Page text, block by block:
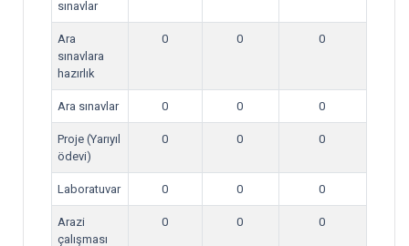
sınavlar
Ara
sınavlara
hazırlık
0 0 0
Ara sınavlar 0 0 0
Proje (Yarıyıl
ödevi)
0 0 0
Laboratuvar 0 0 0
Arazi
çalışması
0 0 0